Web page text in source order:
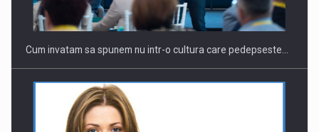
Cum invatam sa spunem nu intr-o cultura care pedepseste…